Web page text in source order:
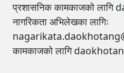
प्रशासनिक कामकाजको
नागरिकता अभिलेखका लागिः
कामकाजको लागि